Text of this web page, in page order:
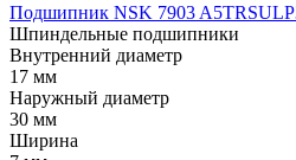
Подшипник NSK 7903
Шпиндельные подшипники
Внутренний диаметр
17 мм
Наружный диаметр
30 мм
Ширина